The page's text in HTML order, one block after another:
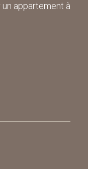
un appartement à